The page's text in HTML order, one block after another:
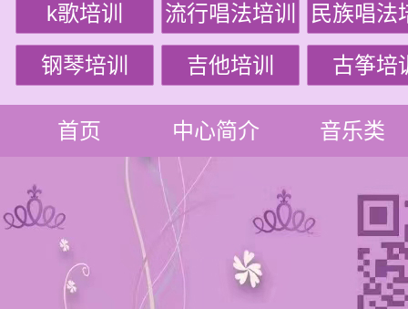
k歌培训 流行唱法培训 民族唱法
钢琴培训 吉他培训 古筝培
首页 中心简介 音乐类